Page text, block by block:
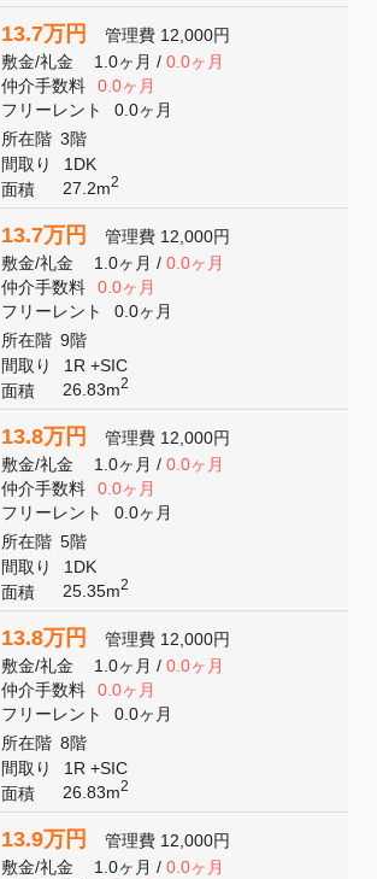
13.7万円 管理費 12,000円
敷金/礼金 1.0ヶ月/ 0.0ヶ月
仲介手数料
0.0ヶ月
フリーレント
0.0ヶ月
所在階 3階
間取り
1DK
面積
27.2m2
13.7万円 管理費 12,000円
敷金/礼金 1.0ヶ月/ 0.0ヶ月
仲介手数料
0.0ヶ月
フリーレント
0.0ヶ月
所在階 9階
間取り
1R +SIC
面積
26.83m2
13.8万円 管理費 12,000円
敷金/礼金 1.0ヶ月/ 0.0ヶ月
仲介手数料
0.0ヶ月
フリーレント
0.0ヶ月
所在階 5階
間取り
1DK
面積
25.35m2
13.8万円 管理費 12,000円
敷金/礼金 1.0ヶ月/ 0.0ヶ月
仲介手数料
0.0ヶ月
フリーレント
0.0ヶ月
所在階 8階
間取り
1R +SIC
面積
26.83m2
13.9万円 管理費 12,000円
敷金/礼金 1.0ヶ月/ 0.0ヶ月